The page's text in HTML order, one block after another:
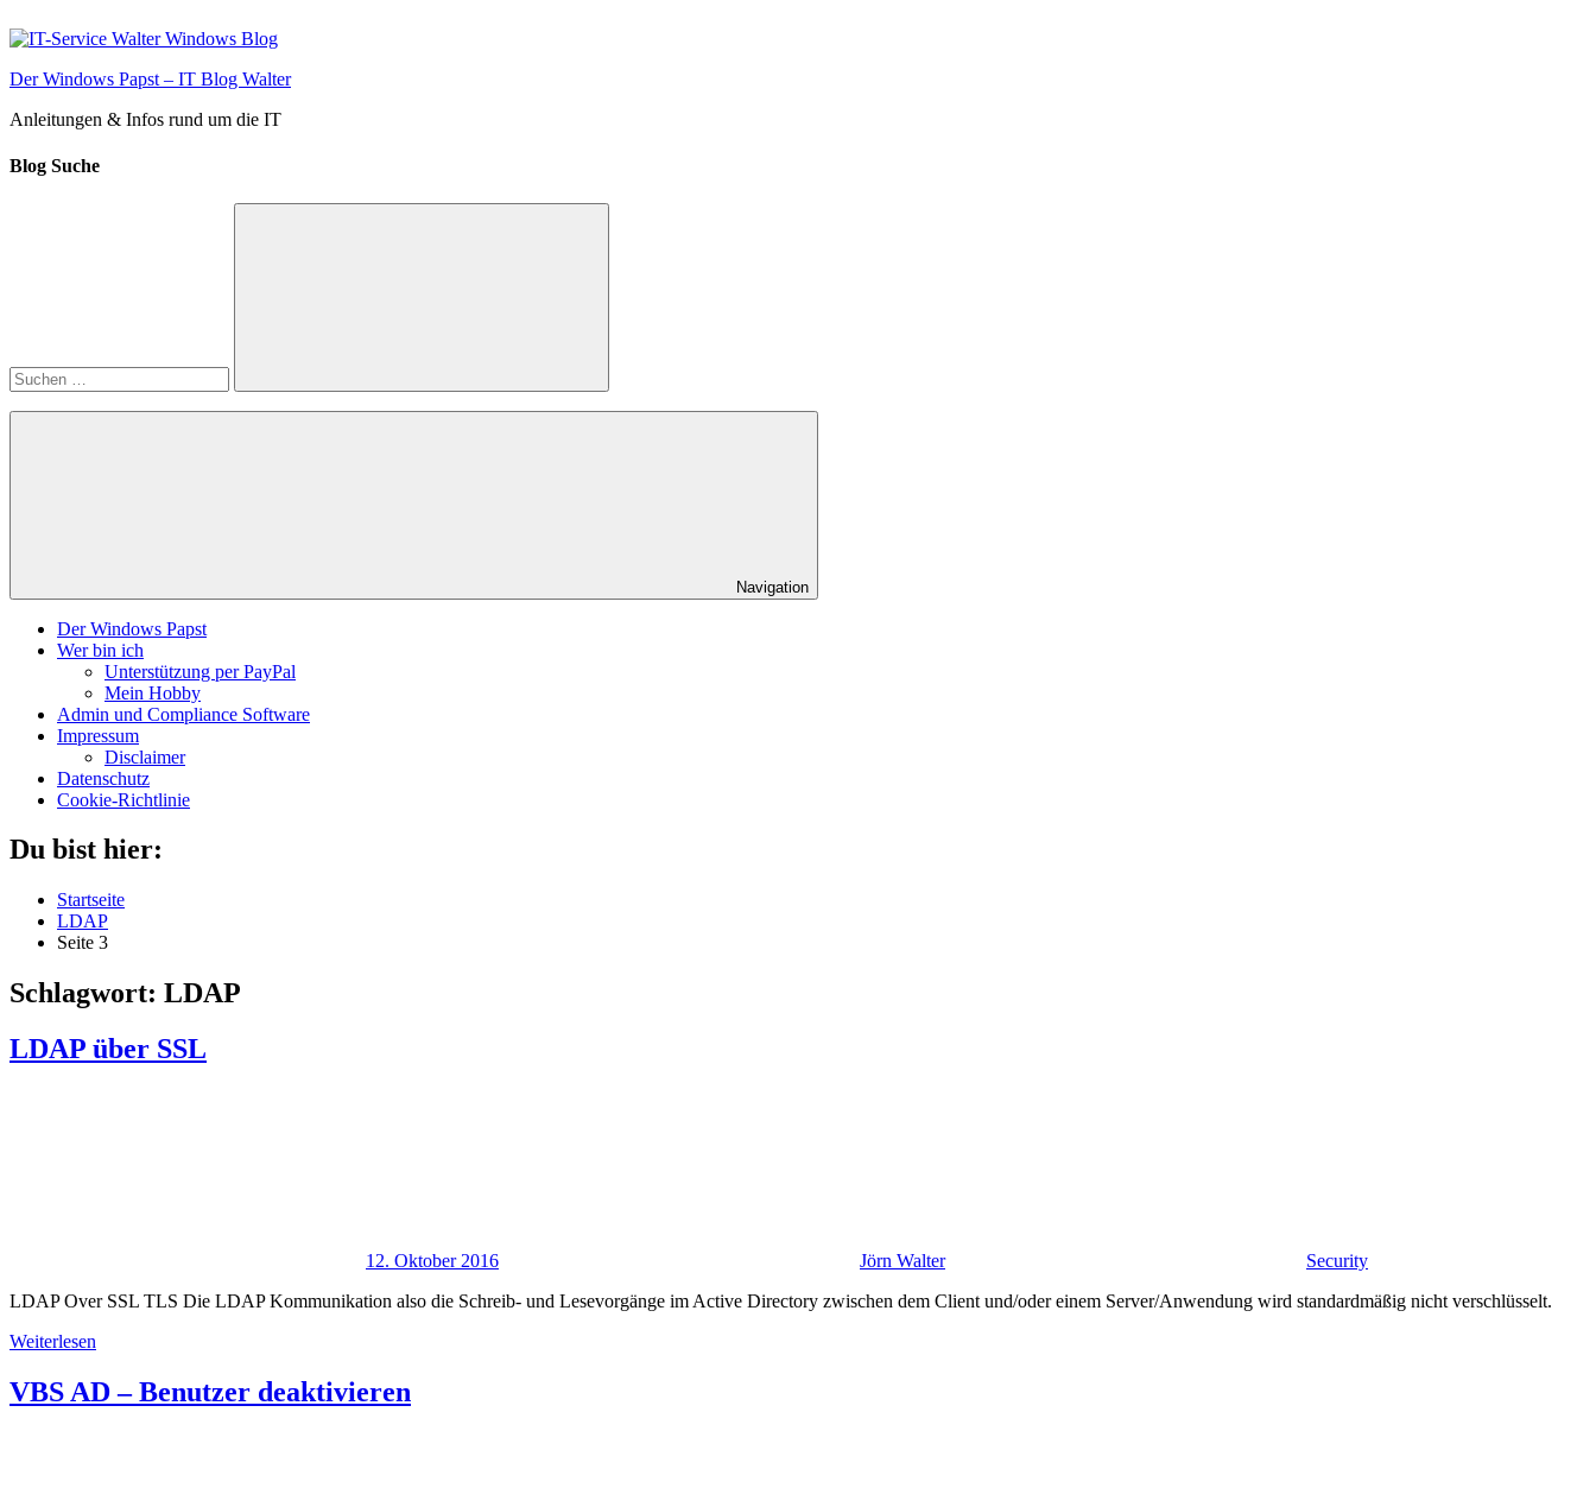
Inhalt
Der Windows Papst – IT Blog Walter
Anleitungen & Infos rund um die IT
Blog Suche
Suchen
Navigation
Der Windows Papst
Wer bin ich
Unterstützung per PayPal
Mein Hobby
Admin und Compliance Software
Impressum
Disclaimer
Datenschutz
Cookie-Richtlinie
Du bist hier:
Startseite
LDAP
Seite 3
Schlagwort: LDAP
LDAP über SSL
12. Oktober 2016 Jörn Walter
Security
LDAP Over SSL TLS Die LDAP Kommunikation also die Schreib- und Lesevorgänge im Active Directory zwischen dem Client und/oder einem Server/Anwendung wird standardmäßig nicht verschlüsselt.
Weiterlesen
VBS AD – Benutzer deaktivieren